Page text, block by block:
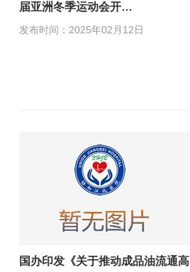
届亚洲冬季运动会开…
发布时间：2025年02月12日
国办印发《关于推动成品油流通高